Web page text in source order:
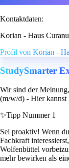
Kontaktdaten:
Korian - Haus
Profil von Korian -
StudySmarter
Wir sind der
(m/w/d) - Hier kannst
✨Tipp Nummer 1
Sei proaktiv! Wenn
Fachkraft
Wolfenbüttel
mehr bewirken als